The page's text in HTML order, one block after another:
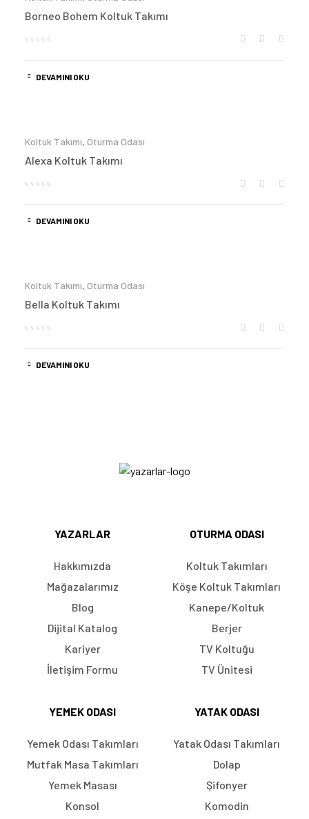
Borneo Bohem Koltuk Takımı
DEVAMINI OKU
Koltuk Takımı, Oturma Odası
Alexa Koltuk Takımı
DEVAMINI OKU
Koltuk Takımı, Oturma Odası
Bella Koltuk Takımı
DEVAMINI OKU
YAZARLAR
Hakkımızda
Mağazalarımız
Blog
Dijital Katalog
Kariyer
İletişim Formu
OTURMA ODASI
Koltuk Takımları
Köşe Koltuk Takımları
Kanepe/Koltuk
Berjer
TV Koltuğu
TV Ünitesi
YEMEK ODASI
Yemek Odası Takımları
Mutfak Masa Takımları
Yemek Masası
Konsol
YATAK ODASI
Yatak Odası Takımları
Dolap
Şifonyer
Komodin